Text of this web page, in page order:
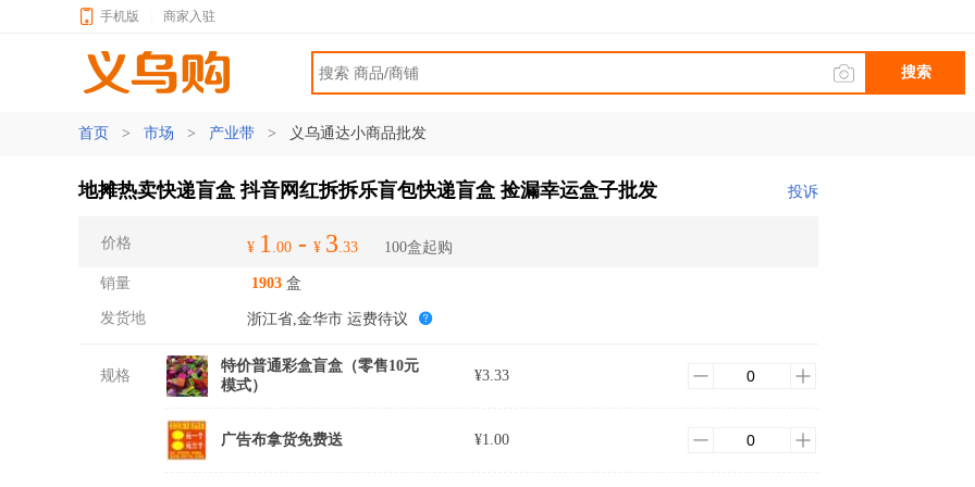
手机版 商家入驻
搜索
首页 > 市场 > 产业带 > 义乌通达小商品批发
地摊热卖快递盲盒 抖音网红拆拆乐盲包快递盲盒 捡漏幸运盒子批发 投诉
价格 ¥ 1 .00 - ¥ 3.33 100盒起购
销量 1903 盒
发货地 浙江省,金华市 运费待议
规格
特价普通彩盒盲盒（零售10元
模式）
¥3.33
广告布拿货免费送 ¥1.00